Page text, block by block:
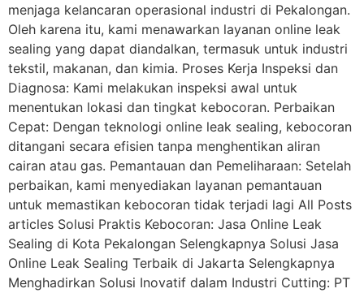
menjaga kelancaran operasional industri di Pekalongan.
Oleh karena itu, kami menawarkan layanan online leak
sealing yang dapat diandalkan, termasuk untuk industri
tekstil, makanan, dan kimia. Proses Kerja Inspeksi dan
Diagnosa: Kami melakukan inspeksi awal untuk
menentukan lokasi dan tingkat kebocoran. Perbaikan
Cepat: Dengan teknologi online leak sealing, kebocoran
ditangani secara efisien tanpa menghentikan aliran
cairan atau gas. Pemantauan dan Pemeliharaan: Setelah
perbaikan, kami menyediakan layanan pemantauan
untuk memastikan kebocoran tidak terjadi lagi All Posts
articles Solusi Praktis Kebocoran: Jasa Online Leak
Sealing di Kota Pekalongan Selengkapnya Solusi Jasa
Online Leak Sealing Terbaik di Jakarta Selengkapnya
Menghadirkan Solusi Inovatif dalam Industri Cutting: PT